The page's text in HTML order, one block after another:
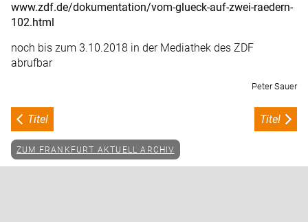
www.zdf.de/dokumentation/vom-glueck-auf-zwei-raedern-
102.html
noch bis zum 3.10.2018 in der Mediathek des ZDF
abrufbar
Peter Sauer
Titel Titel
ZUM FRANKFURT AKTUELL ARCHIV